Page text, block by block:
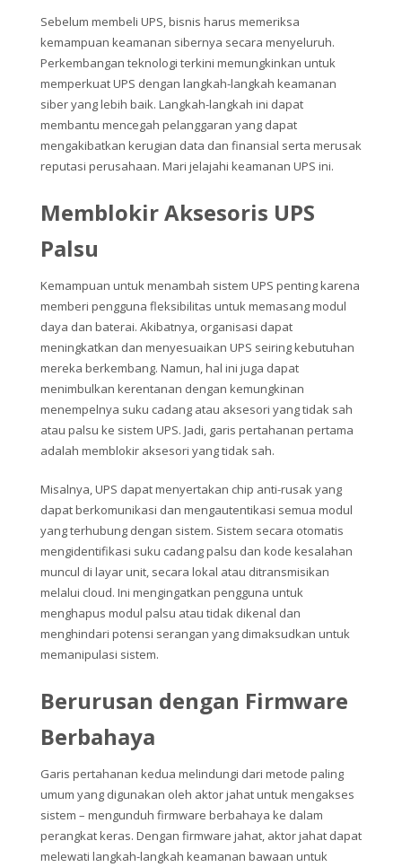
Sebelum membeli UPS, bisnis harus memeriksa
kemampuan keamanan sibernya secara menyeluruh.
Perkembangan teknologi terkini memungkinkan untuk
memperkuat UPS dengan langkah-langkah keamanan
siber yang lebih baik. Langkah-langkah ini dapat
membantu mencegah pelanggaran yang dapat
mengakibatkan kerugian data dan finansial serta merusak
reputasi perusahaan. Mari jelajahi keamanan UPS ini.
Memblokir Aksesoris UPS
Palsu
Kemampuan untuk menambah sistem UPS penting karena
memberi pengguna fleksibilitas untuk memasang modul
daya dan baterai. Akibatnya, organisasi dapat
meningkatkan dan menyesuaikan UPS seiring kebutuhan
mereka berkembang. Namun, hal ini juga dapat
menimbulkan kerentanan dengan kemungkinan
menempelnya suku cadang atau aksesori yang tidak sah
atau palsu ke sistem UPS. Jadi, garis pertahanan pertama
adalah memblokir aksesori yang tidak sah.
Misalnya, UPS dapat menyertakan chip anti-rusak yang
dapat berkomunikasi dan mengautentikasi semua modul
yang terhubung dengan sistem. Sistem secara otomatis
mengidentifikasi suku cadang palsu dan kode kesalahan
muncul di layar unit, secara lokal atau ditransmisikan
melalui cloud. Ini mengingatkan pengguna untuk
menghapus modul palsu atau tidak dikenal dan
menghindari potensi serangan yang dimaksudkan untuk
memanipulasi sistem.
Berurusan dengan Firmware
Berbahaya
Garis pertahanan kedua melindungi dari metode paling
umum yang digunakan oleh aktor jahat untuk mengakses
sistem – mengunduh firmware berbahaya ke dalam
perangkat keras. Dengan firmware jahat, aktor jahat dapat
melewati langkah-langkah keamanan bawaan untuk